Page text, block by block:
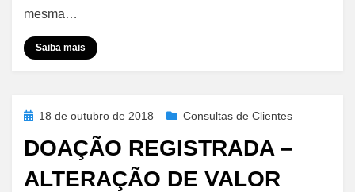
mesma…
Saiba mais
Posted18 de outubro de 2018 Consultas de Clientes
DOAÇÃO REGISTRADA –
ALTERAÇÃO DE VALOR